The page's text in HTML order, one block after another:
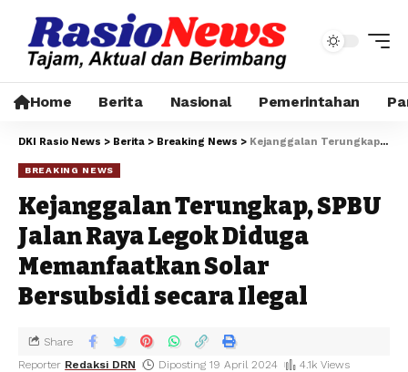
Home Berita Nasional Pemerintahan
DKI Rasio News > Berita > Breaking News > Kejanggalan Terungkap, SPBU Jalan Raya Legok Diduga Memanfaatkan Solar Bersubsidi secara Ilegal
BREAKING NEWS
Kejanggalan Terungkap, SPBU
Jalan Raya Legok Diduga
Memanfaatkan Solar
Bersubsidi secara Ilegal
Reporter Redaksi DRN Diposting 19 April 2024 4.1k Views
Share